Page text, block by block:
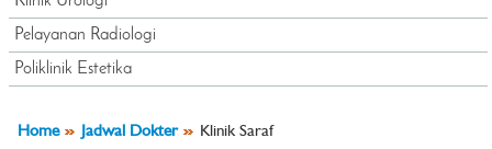
Pelayanan Radiologi
Poliklinik Estetika
Home Jadwal Dokter Klinik Saraf